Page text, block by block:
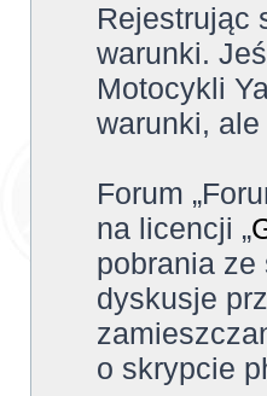
Rejestrując
warunki.
Motocykli
warunki,
Forum
na licencji „
pobrania ze
dyskusje
o skrypcie